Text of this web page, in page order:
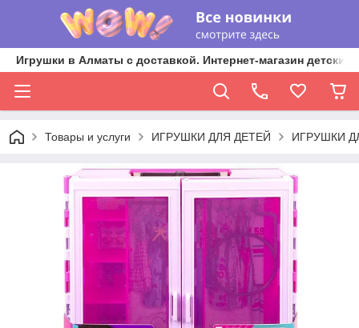
Игрушки в Алматы с доставкой. Интернет-магазин
Товары и услуги ИГРУШКИ ДЛЯ ДЕТЕЙ ИГРУШКИ